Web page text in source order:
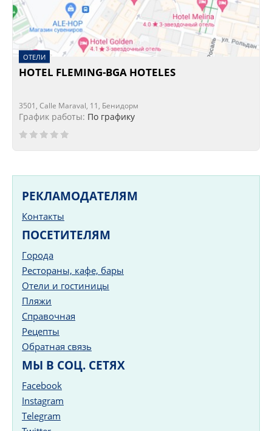
ОТЕЛИ
HOTEL FLEMING-BGA HOTELES
3501, Calle Maraval, 11, Бенидорм
График работы: По графику
РЕКЛАМОДАТЕЛЯМ
Контакты
ПОСЕТИТЕЛЯМ
Города
Рестораны, кафе, бары
Отели и гостиницы
Пляжи
Справочная
Рецепты
Обратная связь
МЫ В СОЦ. СЕТЯХ
Facebook
Instagram
Telegram